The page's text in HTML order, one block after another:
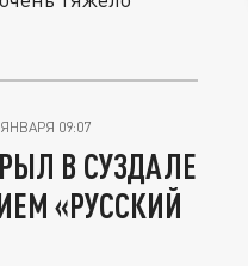
ЯНВАРЯ 09:07
В СУЗДАЛЕ
«РУССКИЙ